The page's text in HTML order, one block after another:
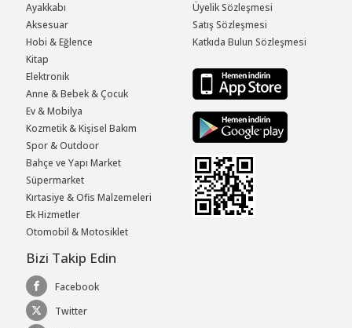
Ayakkabı
Aksesuar
Hobi & Eğlence
Kitap
Elektronik
Anne & Bebek & Çocuk
Ev & Mobilya
Kozmetik & Kişisel Bakım
Spor & Outdoor
Bahçe ve Yapı Market
Süpermarket
Kırtasiye & Ofis Malzemeleri
Ek Hizmetler
Otomobil & Motosiklet
Üyelik Sözleşmesi
Satış Sözleşmesi
Katkıda Bulun Sözleşmesi
Bizi Takip Edin
Facebook
Twitter